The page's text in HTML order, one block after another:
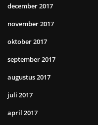
december 2017
november 2017
oktober 2017
september 2017
augustus 2017
juli 2017
april 2017